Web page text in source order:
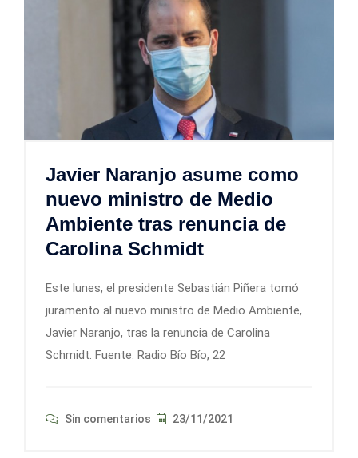
Javier Naranjo asume como
nuevo ministro de Medio
Ambiente tras renuncia de
Carolina Schmidt
Este lunes, el presidente Sebastián Piñera tomó
juramento al nuevo ministro de Medio Ambiente,
Javier Naranjo, tras la renuncia de Carolina
Schmidt. Fuente: Radio Bío Bío, 22
Sin comentarios 23/11/2021